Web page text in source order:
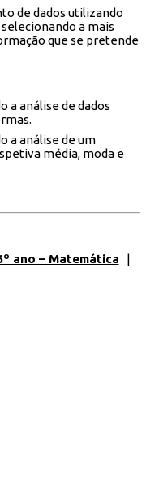
de dados utilizando
a mais
que se pretende
a análise de dados
a análise de um
média, moda e
ano – Matemática |